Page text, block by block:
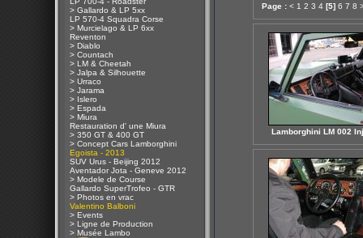
> Gallardo & LP 5xx
LP 570-4 Squadra Corse
> Murcielago & LP 6xx
Reventon
> Diablo
> Countach
> LM & Cheetah
> Jalpa & Silhouette
> Urraco
> Jarama
> Islero
> Espada
> Miura
Restauration d' une Miura
> 350 GT & 400 GT
> Concept Cars Lamborghini
Egoista - 2013
SUV Urus - Beijing 2012
Aventador Jota - Geneve 2012
> Modele de Course
Gallardo SuperTrofeo - GTR
> Photos en vrac
Valentino Balboni
> Events
> Ligne de Production
> Musée Lambo
Page : < 1 2 3 4 [5] 6 7 8
Lamborghini LM 002